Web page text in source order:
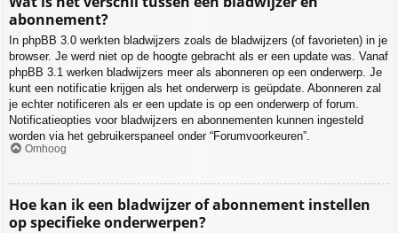
abonnement?
In phpBB 3.0 werkten bladwijzers zoals de bladwijzers (of favorieten) in je
browser. Je werd niet op de hoogte gebracht als er een update was. Vanaf
phpBB 3.1 werken bladwijzers meer als abonneren op een onderwerp. Je
kunt een notificatie krijgen als het onderwerp is geüpdate. Abonneren zal
je echter notificeren als er een update is op een onderwerp of forum.
Notificatieopties voor bladwijzers en abonnementen kunnen ingesteld
worden via het gebruikerspaneel onder “Forumvoorkeuren”.
Omhoog
Hoe kan ik een bladwijzer of abonnement instellen
op specifieke onderwerpen?